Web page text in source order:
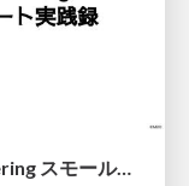
一人SREが歩んだ Platform Engineering スモールスタート実践録